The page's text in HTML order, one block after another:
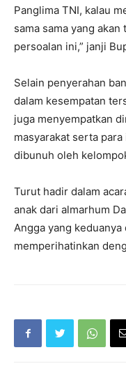
Panglima TNI, kalau
sama sama yang
persoalan ini,” janji
Selain penyerahan
dalam kesempatan
juga menyempatkan
masyarakat serta
dibunuh oleh
Turut hadir dalam
anak dari almarhum
Angga yang
memperihatinkan